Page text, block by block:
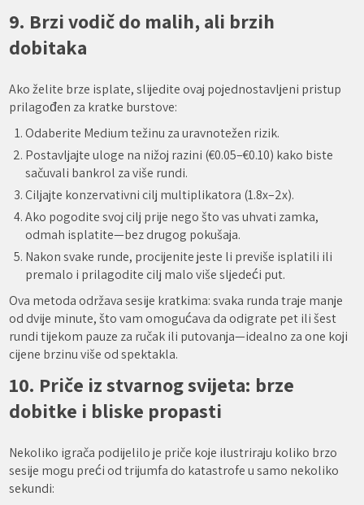
9. Brzi vodič do malih, ali brzih
dobitaka
Ako želite brze isplate, slijedite ovaj pojednostavljeni pristup
prilagođen za kratke burstove:
Odaberite Medium težinu za uravnotežen rizik.
Postavljajte uloge na nižoj razini (€0.05–€0.10) kako biste
sačuvali bankrol za više rundi.
Ciljajte konzervativni cilj multiplikatora (1.8x–2x).
Ako pogodite svoj cilj prije nego što vas uhvati zamka,
odmah isplatite—bez drugog pokušaja.
Nakon svake runde, procijenite jeste li previše isplatili ili
premalo i prilagodite cilj malo više sljedeći put.
Ova metoda održava sesije kratkima: svaka runda traje manje
od dvije minute, što vam omogućava da odigrate pet ili šest
rundi tijekom pauze za ručak ili putovanja—idealno za one koji
cijene brzinu više od spektakla.
10. Priče iz stvarnog svijeta: brze
dobitke i bliske propasti
Nekoliko igrača podijelilo je priče koje ilustriraju koliko brzo
sesije mogu preći od trijumfa do katastrofe u samo nekoliko
sekundi: